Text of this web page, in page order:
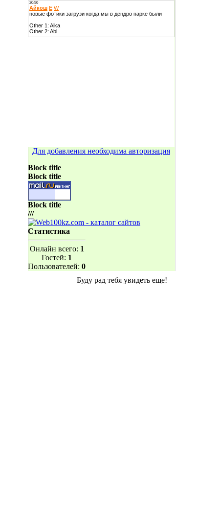
Для добавления необходима авторизация
Block title
Block title
Block title
///
Статистика
Онлайн всего: 1
Гостей: 1
Пользователей: 0
Буду рад тебя увидеть еще!